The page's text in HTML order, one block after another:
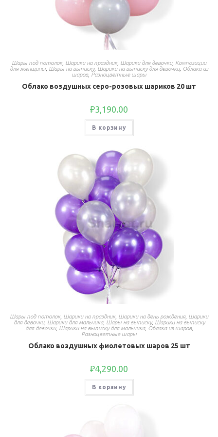
Шары под потолок, Шарики на праздник, Шарики для девочки, Композиции
для женщины Шары на выписку, Шарики на выписку для девочки, Облака из
шаров, Разноцветные шары
Облако воздушных серо-розовых шариков 20 шт
₽3,190.00
В корзину
Шары под потолок, Шарики на праздник, Шарики на день рождения, Шарики
для девочки, Шарики для мальчика, Шары на выписку, Шарики на выписку
для девочки, Шарики на выписку для мальчика, Облака из шаров,
Разноцветные шары
Облако воздушных фиолетовых шаров 25 шт
₽4,290.00
В корзину